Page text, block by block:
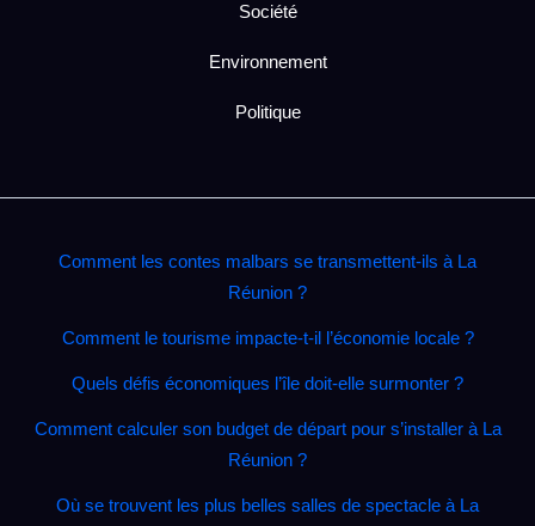
Société
Environnement
Politique
Comment les contes malbars se transmettent‑ils à La
Réunion ?
Comment le tourisme impacte‑t‑il l’économie locale ?
Quels défis économiques l’île doit‑elle surmonter ?
Comment calculer son budget de départ pour s’installer à La
Réunion ?
Où se trouvent les plus belles salles de spectacle à La